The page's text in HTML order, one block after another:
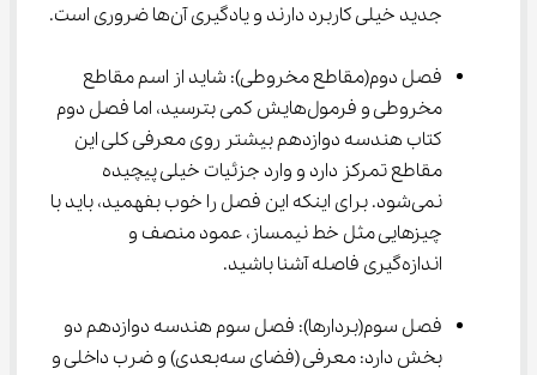
جدید خیلی کاربرد دارند و یادگیری آن‌ها ضروری است.
فصل دوم(مقاطع مخروطی): شاید از اسم مقاطع
مخروطی و فرمول‌هایش کمی بترسید، اما فصل دوم
کتاب هندسه دوازدهم بیشتر روی معرفی کلی این
مقاطع تمرکز دارد و وارد جزئیات خیلی پیچیده
نمی‌شود. برای اینکه این فصل را خوب بفهمید، باید با
چیزهایی مثل خط نیمساز، عمود منصف و
اندازه‌گیری فاصله آشنا باشید.
فصل سوم(بردارها): فصل سوم هندسه دوازدهم دو
بخش دارد: معرفی (فضای سه‌بعدی) و ضرب داخلی و